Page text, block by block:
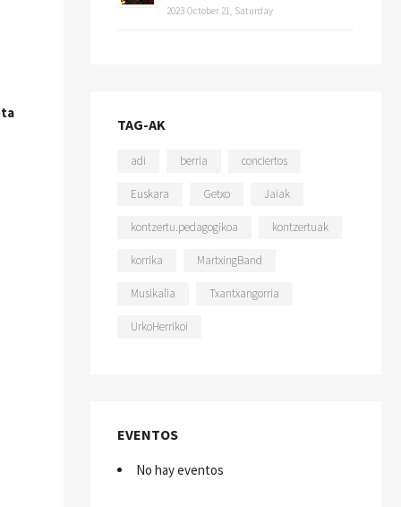
2023 October 21, Saturday
TAG-AK
adi berria conciertos
Euskara Getxo Jaiak
kontzertu.pedagogikoa kontzertuak
korrika MartxingBand
Musikalia Txantxangorria
UrkoHerrikoi
EVENTOS
No hay eventos